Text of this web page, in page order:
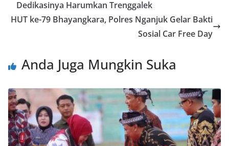
Dedikasinya Harumkan Trenggalek
HUT ke-79 Bhayangkara, Polres Nganjuk Gelar Bakti
Sosial Car Free Day
Anda Juga Mungkin Suka